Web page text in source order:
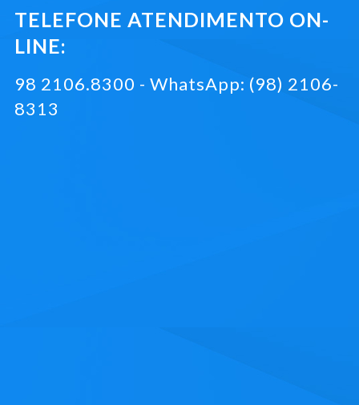
TELEFONE ATENDIMENTO ON-
LINE:
98 2106.8300 - WhatsApp: (98) 2106-
8313